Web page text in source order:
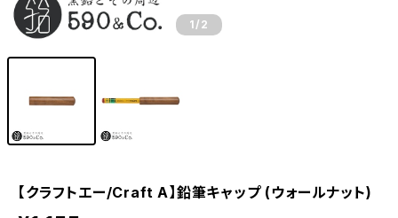
1 /2
【クラフトエー/Craft A】鉛筆キャップ (ウォールナット)